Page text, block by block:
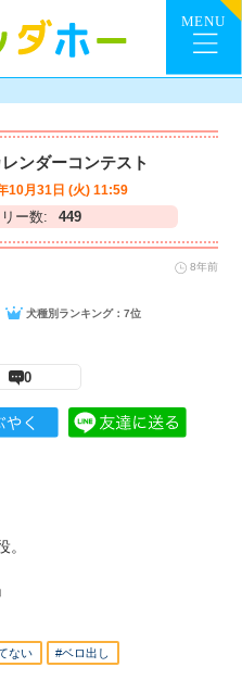
ンダーコンテスト
10月31日 (火) 11:59
ー数: 449
8年前
犬種別ランキング：7位
0
ない #ベロ出し